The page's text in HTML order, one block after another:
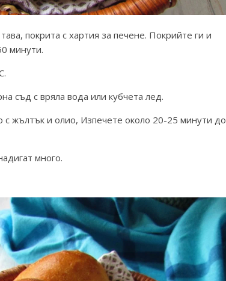
покрита с хартия за печене. Покрийте ги и
минути.
съд с вряла вода или кубчета лед.
с жълтък и олио, Изпечете около 20-25 минути до
много.